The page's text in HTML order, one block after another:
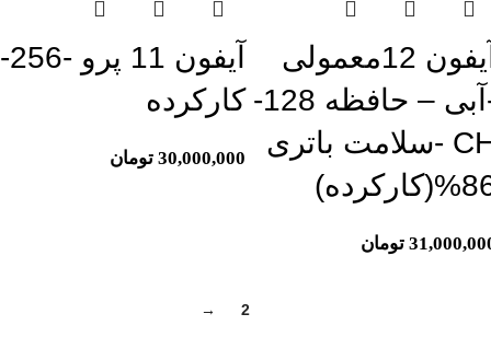
آیفون 12معمولی
-آبی – حافظه 128-
CH -سلامت باتری
تومان
آیفون 11 پرو -256-
کارکرده
30,000,000 تومان
2
→